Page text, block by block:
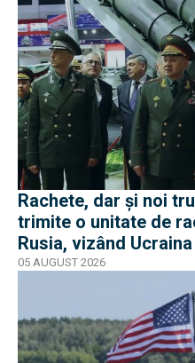
Rachete, dar și noi
trimite o unitate de
Rusia, vizând Ucraina
05 AUGUST 2026